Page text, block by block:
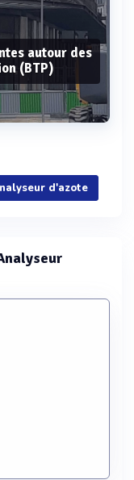
autour des
(BTP)
d'azote